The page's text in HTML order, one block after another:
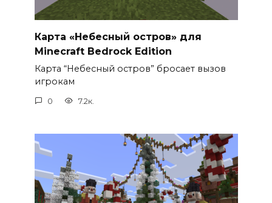
Карта «Небесный остров» для
Minecraft Bedrock Edition
Карта “Небесный остров” бросает вызов
игрокам
0 7.2к.